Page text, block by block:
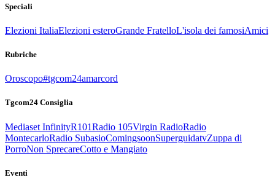
Speciali
Elezioni ItaliaElezioni esteroGrande FratelloL'isola dei famosiAmici
Rubriche
Oroscopo#tgcom24amarcord
Tgcom24 Consiglia
Mediaset InfinityR101Radio 105Virgin RadioRadio
MontecarloRadio SubasioComingsoonSuperguidatvZuppa di
PorroNon SprecareCotto e Mangiato
Eventi